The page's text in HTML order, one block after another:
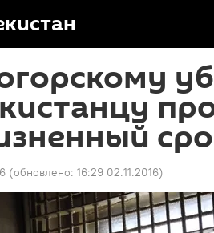
(обновлено: 16:29 02.11.2016)